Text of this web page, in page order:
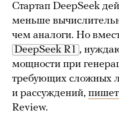
Стартап DeepSeek
меньше
чем аналоги. Но
DeepSeek R1 ,
мощности при
требующих сложных
и рассуждений, пишет
Review.